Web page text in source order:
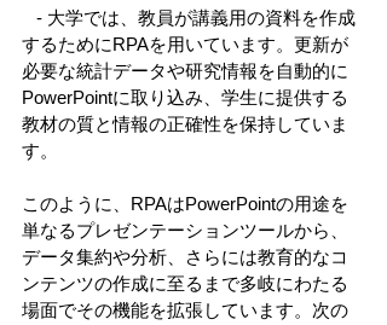
- 大学では、教員が講義用の資料を作成
するためにRPAを用いています。更新が
必要な統計データや研究情報を自動的に
PowerPointに取り込み、学生に提供する
教材の質と情報の正確性を保持していま
す。
このように、RPAはPowerPointの用途を
単なるプレゼンテーションツールから、
データ集約や分析、さらには教育的なコ
ンテンツの作成に至るまで多岐にわたる
場面でその機能を拡張しています。次の